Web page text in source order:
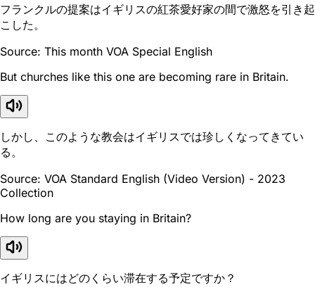
フランクルの提案はイギリスの紅茶愛好家の間で激怒を引き起
こした。
Source: This month VOA Special English
But churches like this one are becoming rare in Britain.
しかし、このような教会はイギリスでは珍しくなってきてい
る。
Source: VOA Standard English (Video Version) - 2023
Collection
How long are you staying in Britain?
イギリスにはどのくらい滞在する予定ですか？